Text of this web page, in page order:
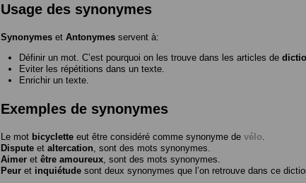
Usage des synonymes
Synonymes et Antonymes servent à:
Définir un mot. C’est pourquoi on les trouve dans les articles de
Eviter les répétitions dans un texte.
Enrichir un texte.
Exemples de synonymes
Le mot bicyclette eut être considéré comme synonyme de vélo
Dispute et altercation , sont des mots synonymes.
Aimer et être amoureux , sont des mots synonymes.
Peur et inquiétude sont deux synonymes que l’on retrouve dans ce